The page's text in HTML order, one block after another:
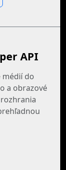
API
do
a obrazové